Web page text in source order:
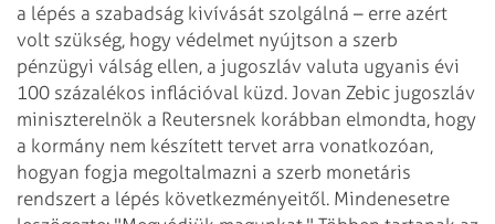
a lépés a szabadság kivívását szolgálná – erre azért
volt szükség, hogy védelmet nyújtson a szerb
pénzügyi válság ellen, a jugoszláv valuta ugyanis évi
100 százalékos inflációval küzd. Jovan Zebic jugoszláv
miniszterelnök a Reutersnek korábban elmondta, hogy
a kormány nem készített tervet arra vonatkozóan,
hogyan fogja megoltalmazni a szerb monetáris
rendszert a lépés következményeitől. Mindenesetre